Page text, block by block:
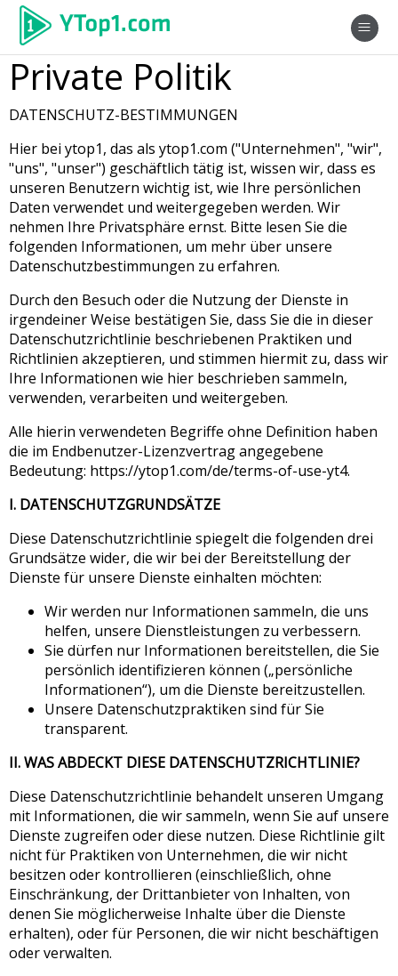
Private Politik
DATENSCHUTZ-BESTIMMUNGEN
Hier bei ytop1, das als ytop1.com ("Unternehmen", "wir",
"uns", "unser") geschäftlich tätig ist, wissen wir, dass es
unseren Benutzern wichtig ist, wie Ihre persönlichen
Daten verwendet und weitergegeben werden. Wir
nehmen Ihre Privatsphäre ernst. Bitte lesen Sie die
folgenden Informationen, um mehr über unsere
Datenschutzbestimmungen zu erfahren.
Durch den Besuch oder die Nutzung der Dienste in
irgendeiner Weise bestätigen Sie, dass Sie die in dieser
Datenschutzrichtlinie beschriebenen Praktiken und
Richtlinien akzeptieren, und stimmen hiermit zu, dass wir
Ihre Informationen wie hier beschrieben sammeln,
verwenden, verarbeiten und weitergeben.
Alle hierin verwendeten Begriffe ohne Definition haben
die im Endbenutzer-Lizenzvertrag angegebene
Bedeutung: https://ytop1.com/de/terms-of-use-yt4.
I. DATENSCHUTZGRUNDSÄTZE
Diese Datenschutzrichtlinie spiegelt die folgenden drei
Grundsätze wider, die wir bei der Bereitstellung der
Dienste für unsere Dienste einhalten möchten:
Wir werden nur Informationen sammeln, die uns
helfen, unsere Dienstleistungen zu verbessern.
Sie dürfen nur Informationen bereitstellen, die Sie
persönlich identifizieren können („persönliche
Informationen“), um die Dienste bereitzustellen.
Unsere Datenschutzpraktiken sind für Sie
transparent.
II. WAS ABDECKT DIESE DATENSCHUTZRICHTLINIE?
Diese Datenschutzrichtlinie behandelt unseren Umgang
mit Informationen, die wir sammeln, wenn Sie auf unsere
Dienste zugreifen oder diese nutzen. Diese Richtlinie gilt
nicht für Praktiken von Unternehmen, die wir nicht
besitzen oder kontrollieren (einschließlich, ohne
Einschränkung, der Drittanbieter von Inhalten, von
denen Sie möglicherweise Inhalte über die Dienste
erhalten), oder für Personen, die wir nicht beschäftigen
oder verwalten.